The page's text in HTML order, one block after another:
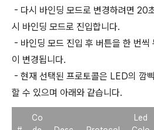
- 다시 바인딩 모드로 변경하려면 20
시 바인딩 모드로 진입합니다.
- 바인딩 모드 진입 후 버튼을 한 번씩
이 변경됩니다.
- 현재 선택된 프로토콜은 LED의 깜
할 수 있으며 아래와 같습니다.
Co
Led